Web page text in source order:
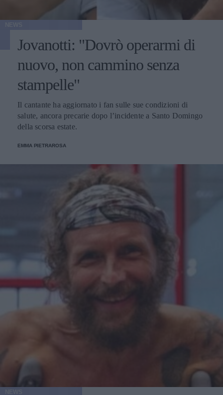
Jovanotti: "Dovrò operarmi di
nuovo, non cammino senza
stampelle"
Il cantante ha aggiornato i fan sulle sue condizioni di
salute, ancora precarie dopo l’incidente a Santo Domingo
della scorsa estate.
EMMA PIETRAROSA